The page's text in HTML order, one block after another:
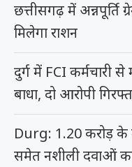
छत्तीसगढ़ में
मिलेगा राशन
दुर्ग में FCI कर्मचारी
बाधा, दो आरोपी
Durg: 1.20 करोड़ के
समेत नशीली दवाओं